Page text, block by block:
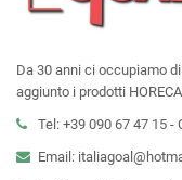
Da 30 anni ci occupiamo
aggiunto i prodotti
Tel: +39 090 67 47 15 -
Email: